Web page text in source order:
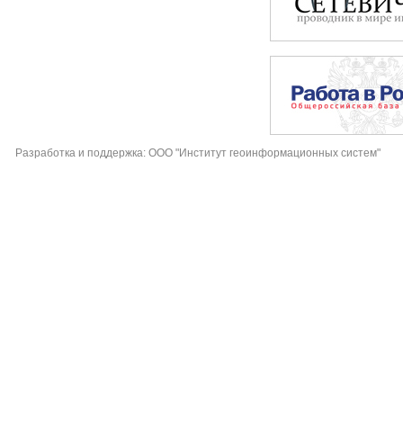
Разработка и поддержка: ООО "Институт геоинформационных систем"